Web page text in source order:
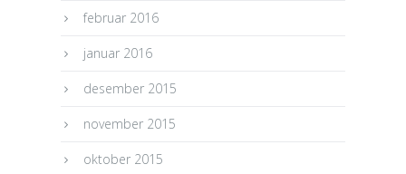
februar 2016
januar 2016
desember 2015
november 2015
oktober 2015